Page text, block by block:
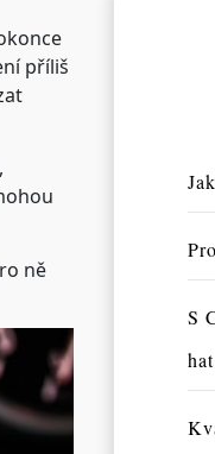
příliš
ně
S